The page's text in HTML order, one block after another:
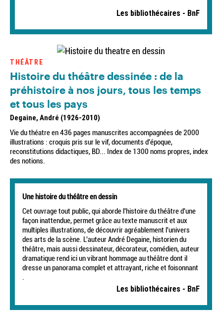
Les bibliothécaires - BnF
THÉÂTRE
Histoire du théâtre dessinée : de la
préhistoire à nos jours, tous les temps
et tous les pays
Degaine, André (1926-2010)
Vie du théatre en 436 pages manuscrites accompagnées de 2000
illustrations : croquis pris sur le vif, documents d'époque,
reconstitutions didactiques, BD... Index de 1300 noms propres, index
des notions.
Une histoire du théâtre en dessin
Cet ouvrage tout public, qui aborde l'histoire du théâtre d'une
façon inattendue, permet grâce au texte manuscrit et aux
multiples illustrations, de découvrir agréablement l'univers
des arts de la scène. L'auteur André Degaine, historien du
théâtre, mais aussi dessinateur, décorateur, comédien, auteur
dramatique rend ici un vibrant hommage au théâtre dont il
dresse un panorama complet et attrayant, riche et foisonnant
.
Les bibliothécaires - BnF